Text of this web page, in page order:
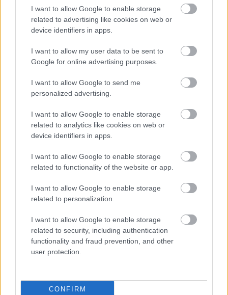
I want to allow Google to enable storage
related to advertising like cookies on web or
device identifiers in apps.
I want to allow my user data to be sent to
Google for online advertising purposes.
I want to allow Google to send me
personalized advertising.
I want to allow Google to enable storage
related to analytics like cookies on web or
device identifiers in apps.
I want to allow Google to enable storage
related to functionality of the website or app.
I want to allow Google to enable storage
related to personalization.
I want to allow Google to enable storage
related to security, including authentication
functionality and fraud prevention, and other
user protection.
CONFIRM
Aκολουθήστε μας
παντού…